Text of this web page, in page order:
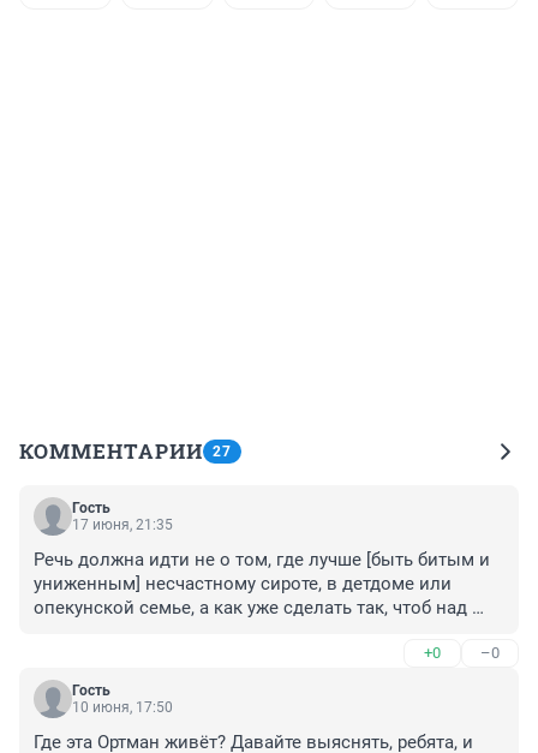
КОММЕНТАРИИ 27
Гость
17 июня, 21:35
Речь должна идти не о том, где лучше [быть битым и
униженным] несчастному сироте, в детдоме или
опекунской семье, а как уже сделать так, чтоб над
+0 –0
Гость
10 июня, 17:50
Где эта Ортман живёт? Давайте выяснять, ребята, и